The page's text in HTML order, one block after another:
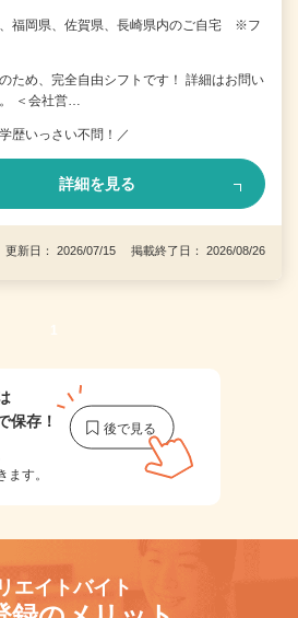
福岡県、佐賀県、長崎県内のご自宅 ※フ
ため、完全自由シフトです！ 詳細はお問い
＜会社営…
歴いっさい不問！／
詳細を見る
更新日： 2026/07/15 掲載終了日： 2026/08/26
1
保存！
す。
エイトバイト